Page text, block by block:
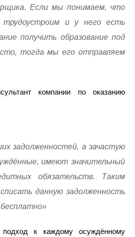
Если мы понимаем, что
и у него есть
получить образование под
тогда мы его отправляем
компании по оказанию
задолженностей, а зачастую
имеют значительный
обязательств. Таким
данную задолженность
бесплатно»
к каждому осуждённому